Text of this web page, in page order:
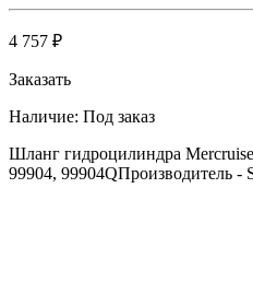
4 757 ₽
Заказать
Наличие: Под заказ
Шланг гидроцилиндра
99904, 99904QПроизводитель -